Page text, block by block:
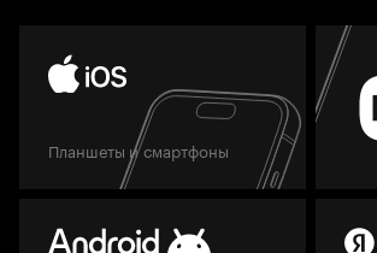
Планшеты и смартфоны